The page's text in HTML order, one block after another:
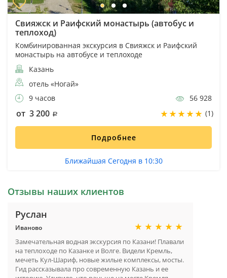
Свияжск и Раифский монастырь (автобус и
теплоход)
Комбинированная экскурсия в Свияжск и Раифский
монастырь на автобусе и теплоходе
Казань
отель «Ногай»
9 часов
56 928
от 3 200 (1)
Подробнее
Ближайшая Сегодня в 10:30
Отзывы наших клиентов
Руслан
Иваново
Замечательная водная экскурсия по Казани! Плавали
на теплоходе по Казанке и Волге. Видели Кремль,
мечеть Кул-Шариф, новые жилые комплексы, мосты.
Гид рассказывала про современную Казань и ее